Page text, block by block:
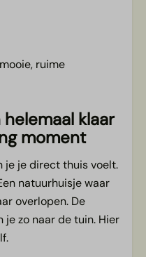
ruime
klaar
moment
je je direct thuis voelt.
natuurhuisje waar
overlopen. De
zo naar de tuin. Hier